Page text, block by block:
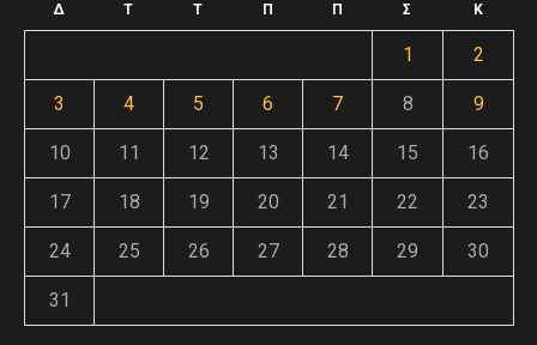
Δ Τ Τ Π Π Σ Κ
1 2
3 4 5 6 7 8 9
10 11 12 13 14 15 16
17 18 19 20 21 22 23
24 25 26 27 28 29 30
31